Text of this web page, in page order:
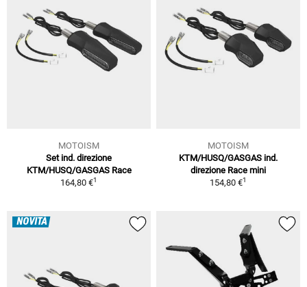
MOTOISM
Set ind. direzione
KTM/HUSQ/GASGAS Race
164,80 €1
MOTOISM
KTM/HUSQ/GASGAS ind.
direzione Race mini
154,80 €1
NOVITÀ